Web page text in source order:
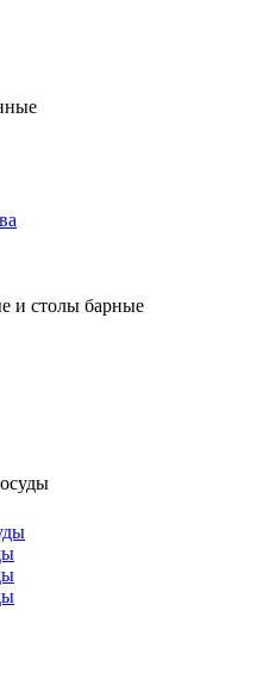
и столы барные